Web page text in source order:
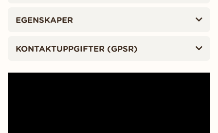
EGENSKAPER
KONTAKTUPPGIFTER (GPSR)